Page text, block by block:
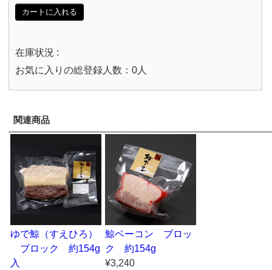
カートに入れる
在庫状況 :
お気に入りの総登録人数：0人
関連商品
ゆで鯨（すえひろ）
ブロック 約154g
入
鯨ベーコン ブロッ
ク 約154g
¥3,240